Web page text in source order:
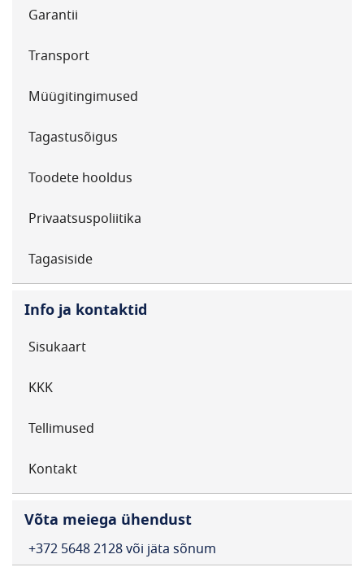
Garantii
Transport
Müügitingimused
Tagastusõigus
Toodete hooldus
Privaatsuspoliitika
Tagasiside
Info ja kontaktid
Sisukaart
KKK
Tellimused
Kontakt
Võta meiega ühendust
+372 5648 2128 või jäta sõnum